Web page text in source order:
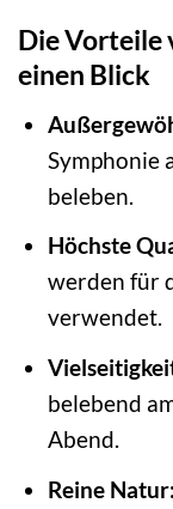
Die Vorteile
einen Blick
Symphonie
beleben.
Höchste
werden für
verwendet.
belebend
Abend.
Reine Natur: